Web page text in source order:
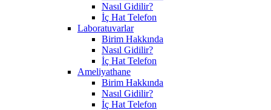
Nasıl Gidilir?
İç Hat Telefon
Laboratuvarlar
Birim Hakkında
Nasıl Gidilir?
İç Hat Telefon
Ameliyathane
Birim Hakkında
Nasıl Gidilir?
İç Hat Telefon